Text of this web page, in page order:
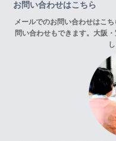
お問い合わせはこちら
メールでのお問い合わせはこち
問い合わせもできます。 大阪